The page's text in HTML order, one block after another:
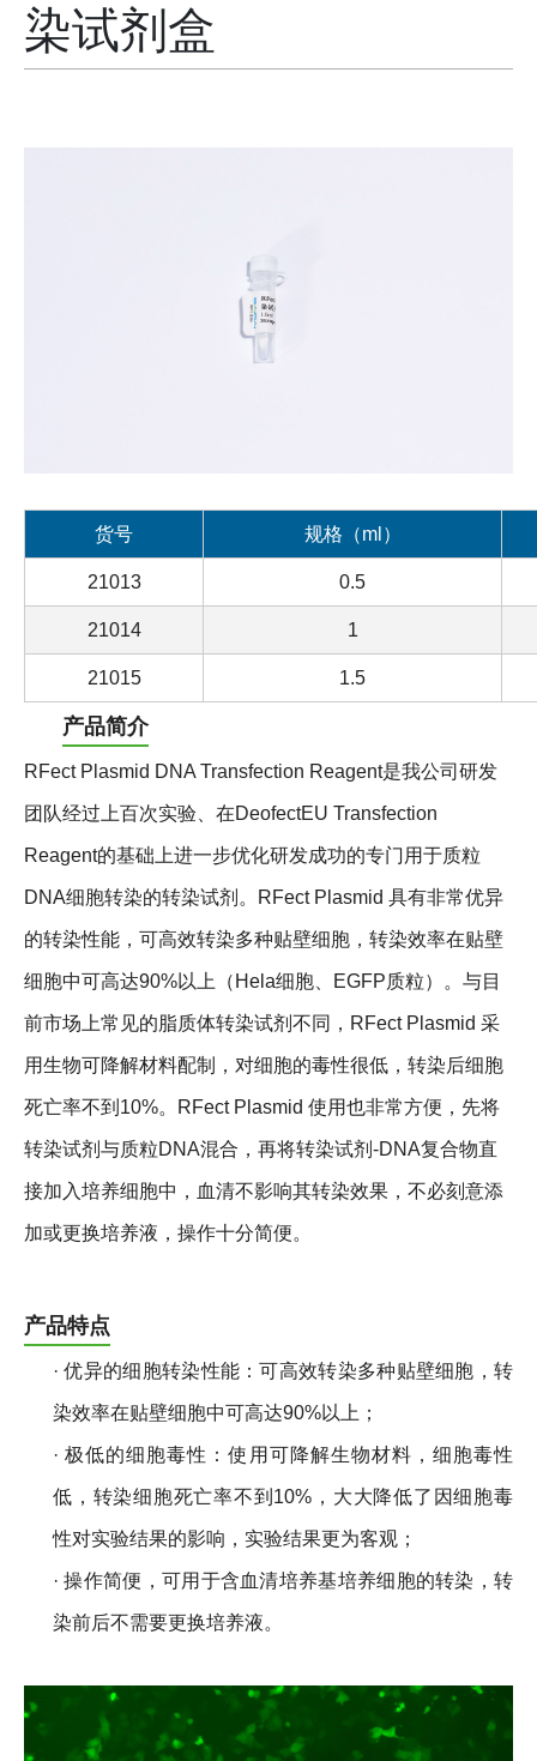
染试剂盒
货号 规格（ml）
21013 0.5
21014 1
21015 1.5
产品简介
RFect Plasmid DNA Transfection Reagent是我公司研发
团队经过上百次实验、在DeofectEU Transfection
Reagent的基础上进一步优化研发成功的专门用于质粒
DNA细胞转染的转染试剂。RFect Plasmid 具有非常优异
的转染性能，可高效转染多种贴壁细胞，转染效率在贴壁
细胞中可高达90%以上（Hela细胞、EGFP质粒）。与目
前市场上常见的脂质体转染试剂不同，RFect Plasmid 采
用生物可降解材料配制，对细胞的毒性很低，转染后细胞
死亡率不到10%。RFect Plasmid 使用也非常方便，先将
转染试剂与质粒DNA混合，再将转染试剂-DNA复合物直
接加入培养细胞中，血清不影响其转染效果，不必刻意添
加或更换培养液，操作十分简便。
产品特点
· 优异的细胞转染性能：可高效转染多种贴壁细胞，转
染效率在贴壁细胞中可高达90%以上；
· 极低的细胞毒性：使用可降解生物材料，细胞毒性
低，转染细胞死亡率不到10%，大大降低了因细胞毒
性对实验结果的影响，实验结果更为客观；
· 操作简便，可用于含血清培养基培养细胞的转染，转
染前后不需要更换培养液。